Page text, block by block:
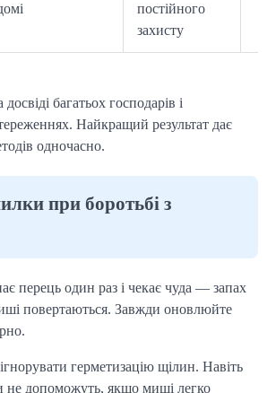
постійного
захисту
багатьох господарів і
Найкращий результат дає
одночасно.
при боротьбі з
перець один раз і чекає чуда — запах
повертаються. Завжди оновлюйте
герметизацію щілин. Навіть
не допоможуть, якщо миші легко